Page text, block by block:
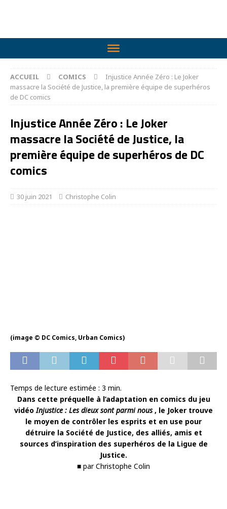
ACCUEIL COMICS
Injustice Année Zéro : Le Joker
massacre la Société de Justice, la première équipe de superhéros
de DC comics
Injustice Année Zéro : Le Joker
massacre la Société de Justice, la
première équipe de superhéros de DC
comics
30 juin 2021 Christophe Colin
(image © DC Comics, Urban Comics)
Temps de lecture estimée : 3 min.
Dans cette préquelle à l’adaptation en comics du jeu
vidéoInjustice : Les dieux sont parmi nous, le Joker trouve
le moyen de contrôler les esprits et en use pour
détruire la Société de Justice, des alliés, amis et
sources d’inspiration des superhéros de la Ligue de
Justice.
■ par Christophe Colin